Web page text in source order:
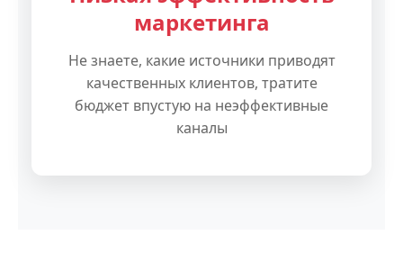
маркетинга
Не знаете, какие источники приводят
качественных клиентов, тратите
бюджет впустую на неэффективные
каналы